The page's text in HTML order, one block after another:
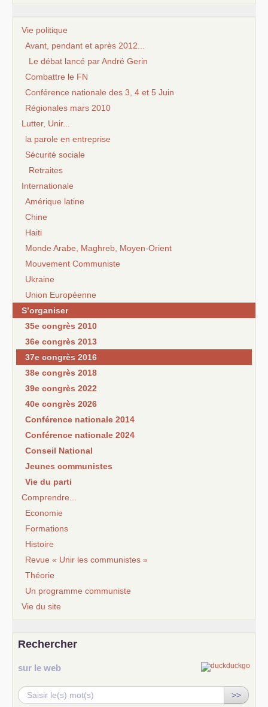
Vie politique
Avant, pendant et après 2012...
Le débat lancé par André Gerin
Combattre le FN
Conférence nationale des 3, 4 et 5 Juin
Régionales mars 2010
Lutter, Unir...
la parole en entreprise
Sécurité sociale
Retraites
Internationale
Amérique latine
Chine
Haiti
Monde Arabe, Maghreb, Moyen-Orient
Mouvement Communiste
Ukraine
Union Européenne
S’organiser
35e congrès 2010
36e congrès 2013
37e congrès 2016
38e congrès 2018
39e congrès 2022
40e congrès 2026
Conférence nationale 2014
Conférence nationale 2024
Conseil National
Jeunes communistes
Vie du parti
Comprendre...
Economie
Formations
Histoire
Revue « Unir les communistes »
Théorie
Un programme communiste
Vie du site
Rechercher
sur le web
>>